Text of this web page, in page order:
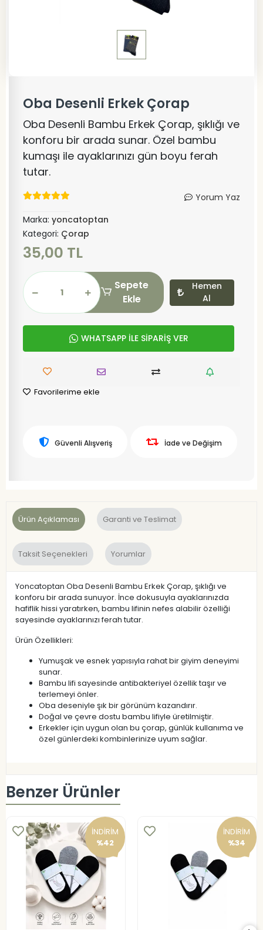
Oba Desenli Erkek Çorap
Oba Desenli Bambu Erkek Çorap, şıklığı ve
konforu bir arada sunar. Özel bambu
kumaşı ile ayaklarınızı gün boyu ferah
tutar.
Yorum Yaz
Marka: yoncatoptan
Kategori: Çorap
35,00 TL
Sepete
Ekle
Hemen
Al
WHATSAPP İLE SİPARİŞ VER
Favorilerime ekle
Güvenli Alışveriş İade ve Değişim
Ürün Açıklaması Garanti ve Teslimat
Taksit Seçenekleri Yorumlar
Yoncatoptan Oba Desenli Bambu Erkek Çorap, şıklığı ve
konforu bir arada sunuyor. İnce dokusuyla ayaklarınızda
hafiflik hissi yaratırken, bambu lifinin nefes alabilir özelliği
sayesinde ayaklarınızı ferah tutar.
Ürün Özellikleri:
Yumuşak ve esnek yapısıyla rahat bir giyim deneyimi
sunar.
Bambu lifi sayesinde antibakteriyel özellik taşır ve
terlemeyi önler.
Oba deseniyle şık bir görünüm kazandırır.
Doğal ve çevre dostu bambu lifiyle üretilmiştir.
Erkekler için uygun olan bu çorap, günlük kullanıma ve
özel günlerdeki kombinlerinize uyum sağlar.
Benzer Ürünler
İNDİRİM
%42
İNDİRİM
%34